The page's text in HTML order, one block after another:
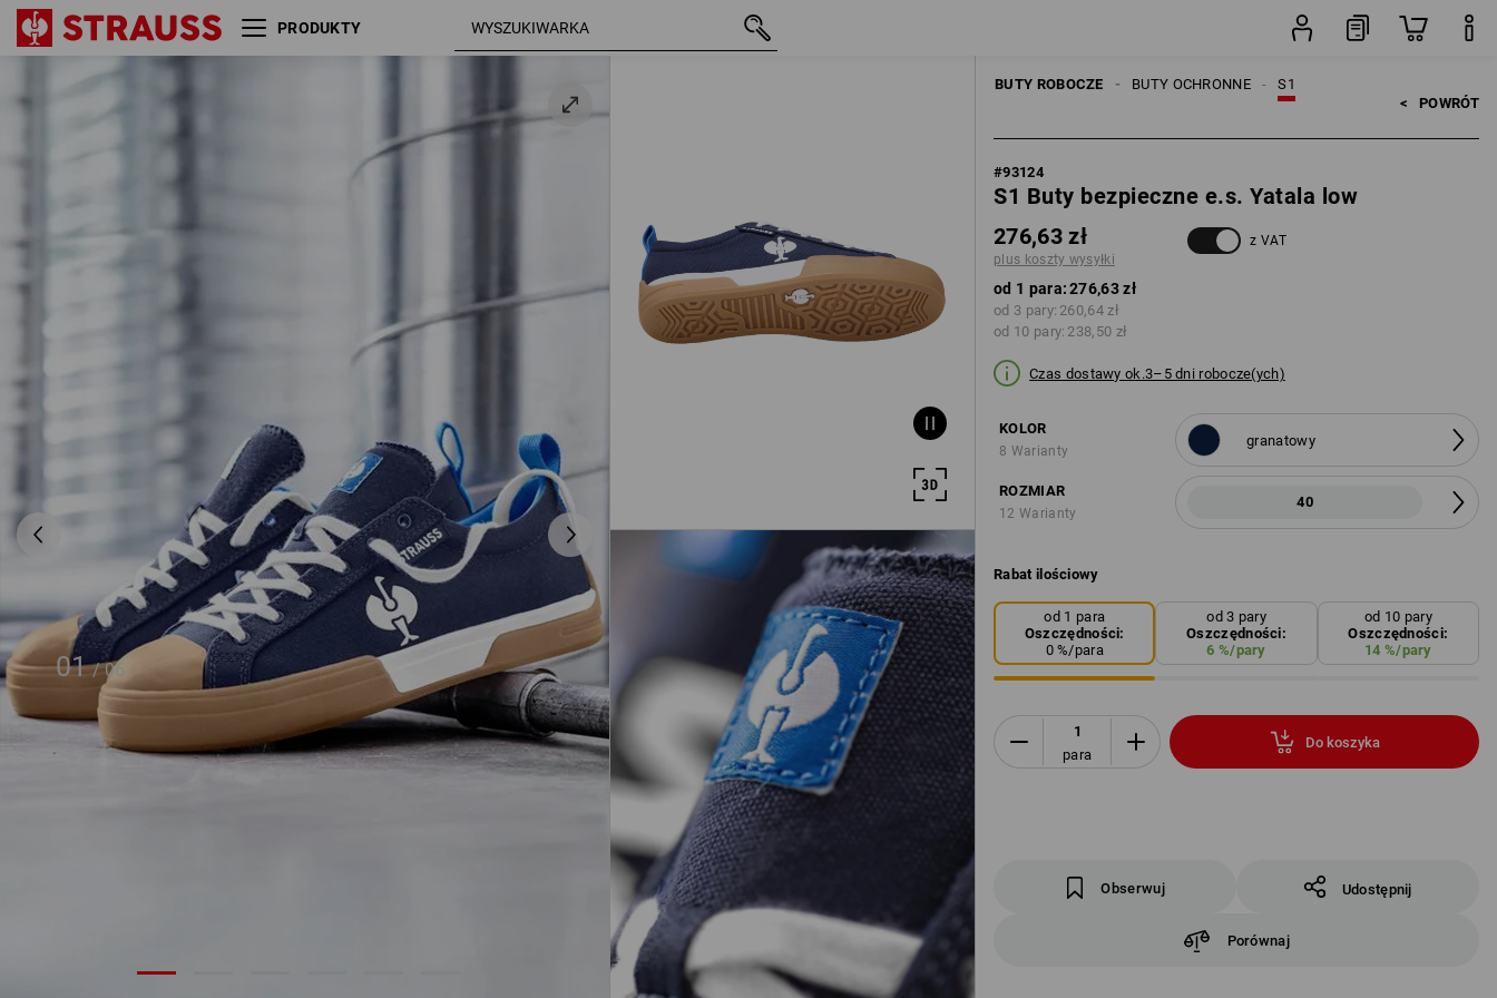
PRODUKTY
01 / 06
BUTY ROBOCZE S1
BUTY OCHRONNE
< POWRÓT
#93124
S1 Buty bezpieczne e.s. Yatala low
276,63 zł
plus koszty wysyłki
z VAT
od 1 para:276,63 zł
od 3 pary: 260,64 zł
od 10 pary: 238,50 zł
Czas dostawy ok.3–5 dni robocze(ych)
KOLOR
8 Warianty
granatowy
ROZMIAR
12 Warianty
40
Rabat ilościowy
od 1 para
Oszczędności:
0%/para
od 3 pary
Oszczędności:
6 %/pary
od 10 pary
Oszczędności:
14 %/pary
para
Do koszyka
Obserwuj Udostępnij
Porównaj
S1 Buty bezpieczne e.s. Yatala
low
granatowy 40